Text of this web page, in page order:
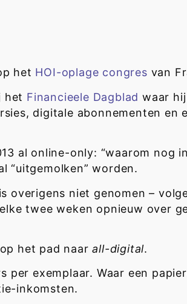
het HOI-oplage congres van
het Financieele Dagblad waar
digitale abonnementen en
al online-only: “waarom nog
“uitgemolken” worden.
overigens niet genomen –
twee weken opnieuw over
het pad naarall-digital.
per exemplaar. Waar een
inkomsten.